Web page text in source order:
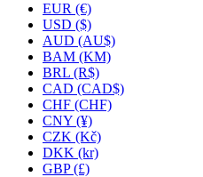
EUR (€)
USD ($)
AUD (AU$)
BAM (KM)
BRL (R$)
CAD (CAD$)
CHF (CHF)
CNY (¥)
CZK (Kč)
DKK (kr)
GBP (£)